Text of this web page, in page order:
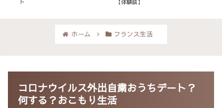
ホーム フランス生活
コロナウイルス外出自粛おうちデ－ト？
何する？おこもり生活